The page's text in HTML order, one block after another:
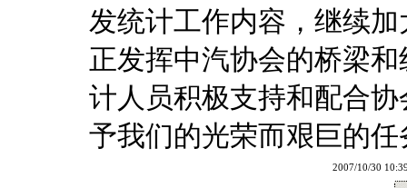
发统计工作内容，继续
正发挥中汽协会的桥梁
计人员积极支持和配合
予我们的光荣而艰巨的任
2007/10/30